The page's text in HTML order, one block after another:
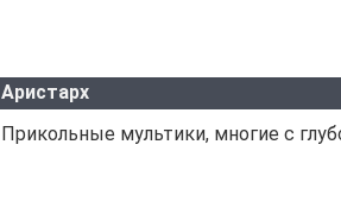
Аристарх
Прикольные мультики, многие с